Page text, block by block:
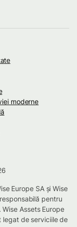
moderne
Europe SA și Wise
pentru
Assets Europe
legat de serviciile de